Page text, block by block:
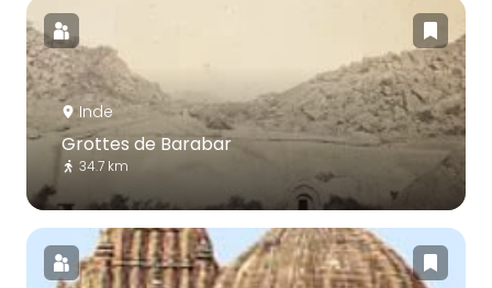
Inde
Grottes de Barabar
34.7 km